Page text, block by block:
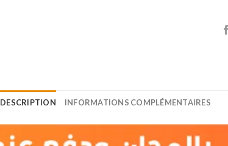
DESCRIPTION INFORMATIONS COMPLÉMENTAIRES